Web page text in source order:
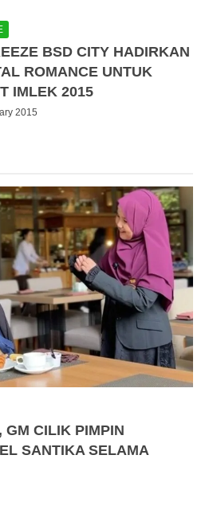
BSD CITY HADIRKAN
ROMANCE UNTUK
IMLEK 2015
2015
GM CILIK PIMPIN
SANTIKA SELAMA